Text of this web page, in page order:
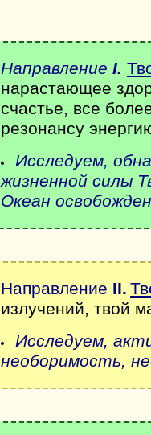
Направление I.
нарастающее
счастье, все
резонансу
Исследуем,
жизненной силы
Океан
Направление II.
излучений, твой
Исследуем,
необоримость,